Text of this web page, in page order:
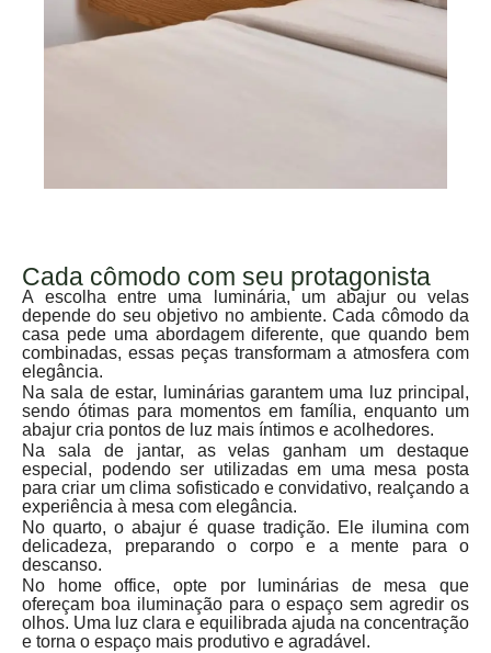
Cada cômodo com seu protagonista
A escolha entre uma luminária, um abajur ou velas
depende do seu objetivo no ambiente. Cada cômodo da
casa pede uma abordagem diferente, que quando bem
combinadas, essas peças transformam a atmosfera com
elegância.
Na sala de estar, luminárias garantem uma luz principal,
sendo ótimas para momentos em família, enquanto um
abajur cria pontos de luz mais íntimos e acolhedores.
Na sala de jantar, as velas ganham um destaque
especial, podendo ser utilizadas em uma mesa posta
para criar um clima sofisticado e convidativo, realçando a
experiência à mesa com elegância.
No quarto, o abajur é quase tradição. Ele ilumina com
delicadeza, preparando o corpo e a mente para o
descanso.
No home office, opte por luminárias de mesa que
ofereçam boa iluminação para o espaço sem agredir os
olhos. Uma luz clara e equilibrada ajuda na concentração
e torna o espaço mais produtivo e agradável.